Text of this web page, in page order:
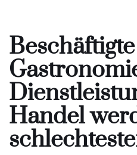
Handel